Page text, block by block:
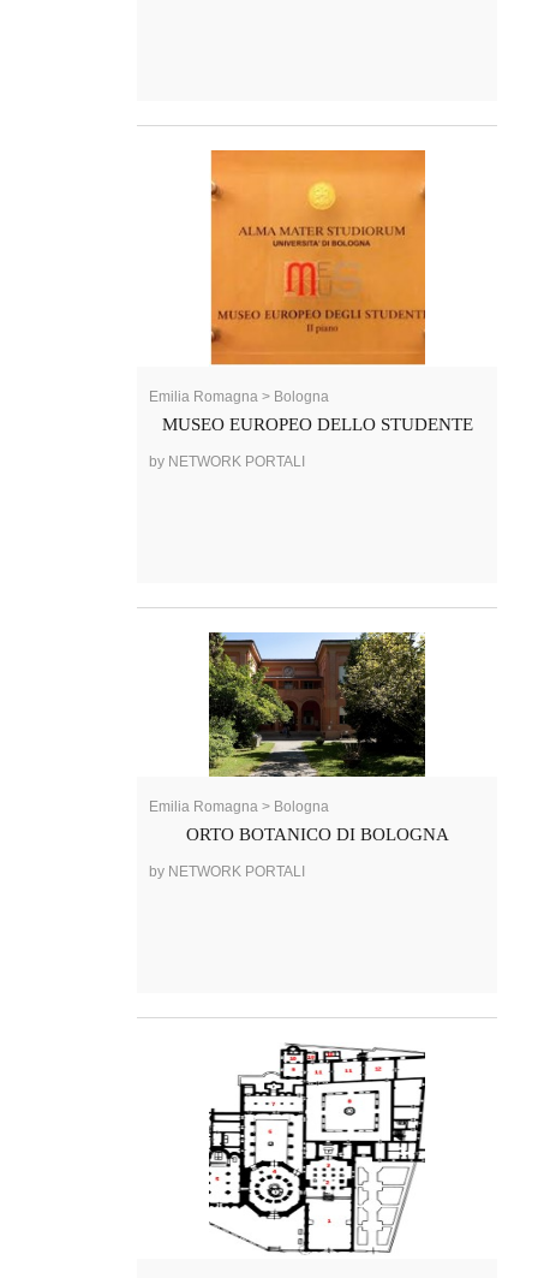
Emilia Romagna > Bologna
MUSEO EUROPEO DELLO STUDENTE
by NETWORK PORTALI
Emilia Romagna > Bologna
ORTO BOTANICO DI BOLOGNA
by NETWORK PORTALI